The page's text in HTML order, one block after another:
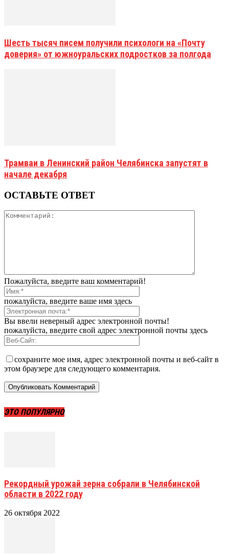
Шесть тысяч писем получили психологи на «Почту
доверия» от южноуральских подростков за полгода
Трамваи в Ленинский район Челябинска запустят в
начале декабря
ОСТАВЬТЕ ОТВЕТ
Пожалуйста, введите ваш комментарий!
пожалуйста, введите ваше имя здесь
Вы ввели неверный адрес электронной почты!
пожалуйста, введите свой адрес электронной почты здесь
сохраните мое имя, адрес электронной почты и веб-сайт в
этом браузере для следующего комментария.
ЭТО ПОПУЛЯРНО
Рекордный урожай зерна собрали в Челябинской
области в 2022 году
26 октября 2022